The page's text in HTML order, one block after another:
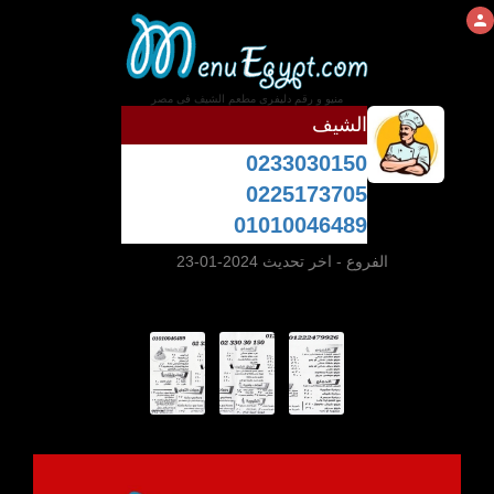
منيو و رقم دليفرى مطعم الشيف فى مصر
الشيف
0233030150
0225173705
01010046489
الفروع - اخر تحديث 2024-01-23